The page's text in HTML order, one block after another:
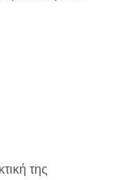
της